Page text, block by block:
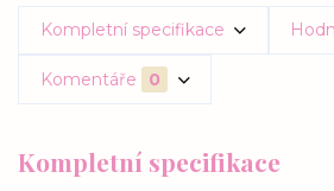
Kompletní specifikace
Komentáře 0
Kompletní specifikace